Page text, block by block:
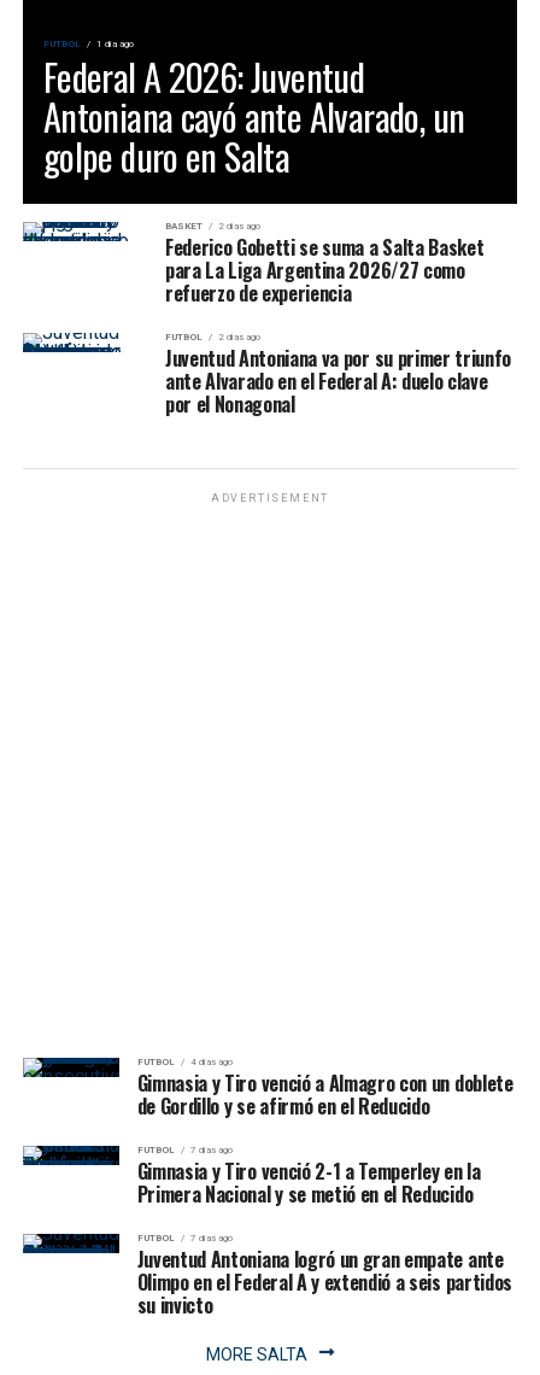
FUTBOL 1 día ago
Federal A 2026: Juventud
Antoniana cayó ante Alvarado, un
golpe duro en Salta
BASKET 2 días ago
Federico Gobetti se suma a Salta Basket
para La Liga Argentina 2026/27 como
refuerzo de experiencia
FUTBOL 2 días ago
Juventud Antoniana va por su primer triunfo
ante Alvarado en el Federal A: duelo clave
por el Nonagonal
ADVERTISEMENT
FUTBOL 4 días ago
Gimnasia y Tiro venció a Almagro con un doblete
de Gordillo y se afirmó en el Reducido
FUTBOL 7 días ago
Gimnasia y Tiro venció 2-1 a Temperley en la
Primera Nacional y se metió en el Reducido
FUTBOL 7 días ago
Juventud Antoniana logró un gran empate ante
Olimpo en el Federal A y extendió a seis partidos
su invicto
MORE SALTA